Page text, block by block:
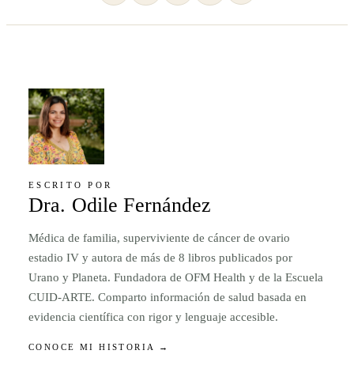
ESCRITO POR
Dra. Odile Fernández
Médica de familia, superviviente de cáncer de ovario
estadio IV y autora de más de 8 libros publicados por
Urano y Planeta. Fundadora de OFM Health y de la Escuela
CUID-ARTE. Comparto información de salud basada en
evidencia científica con rigor y lenguaje accesible.
CONOCE MI HISTORIA →